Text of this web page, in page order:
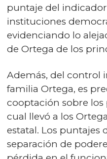
puntaje del
instituciones
evidenciando lo
de Ortega de los
Además, del control
familia Ortega, es
cooptación sobre los
cual llevó a los
estatal. Los puntajes
separación de